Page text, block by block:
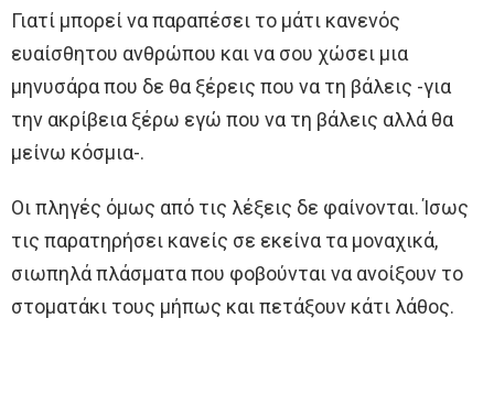
Γιατί μπορεί να παραπέσει το μάτι κανενός
ευαίσθητου ανθρώπου και να σου χώσει μια
μηνυσάρα που δε θα ξέρεις που να τη βάλεις -για
την ακρίβεια ξέρω εγώ που να τη βάλεις αλλά θα
μείνω κόσμια-.
Οι πληγές όμως από τις λέξεις δε φαίνονται. Ίσως
τις παρατηρήσει κανείς σε εκείνα τα μοναχικά,
σιωπηλά πλάσματα που φοβούνται να ανοίξουν το
στοματάκι τους μήπως και πετάξουν κάτι λάθος.